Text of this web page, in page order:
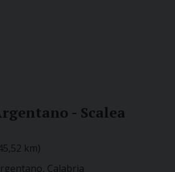
- Scalea
km)
Calabria